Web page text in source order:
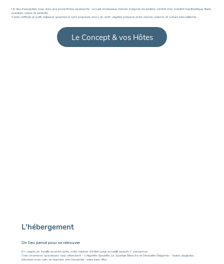
Un lieu d’exception pour vivre une parenthèse apaisante : accueil chaleureux, maison baignée de lumière, confort d’un habitat bioclimatique, literie
premium, calme et sérénité.
Table raffinée et petit-déjeuner gourmand sont proposés dans un écrin végétal préservé entre marais salants et nature bienveillante.
Le Concept & vos Hôtes
L'hébergement
Un lieu pensé pour se retrouver
En couple, en famille ou entre amis, notre maison d'hôtes peut accueillir jusqu’à 7 personnes.
Trois chambres spacieuses vous attendent – L'Aigrette Garzette, La Spatule Blanche et l'Avocette Élégante – toutes équipées,
décorées avec soin, et tournées vers l’essentiel : votre bien-être.